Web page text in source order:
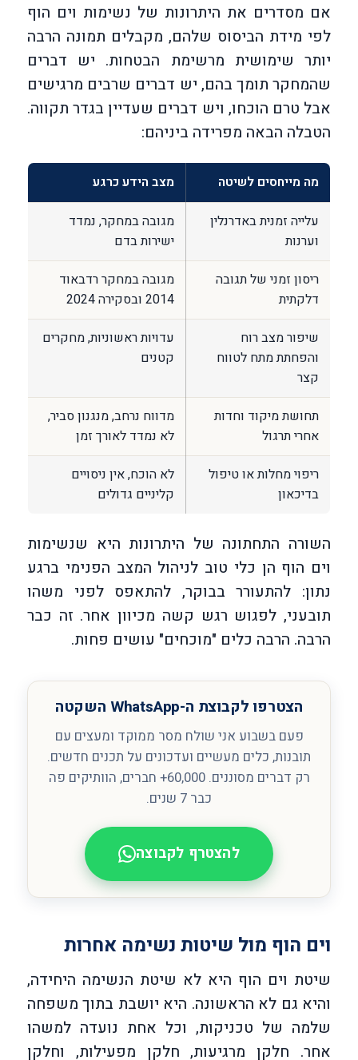
אם מסדרים את היתרונות של נשימות וים הוף
לפי מידת הביסוס שלהם, מקבלים תמונה הרבה
יותר שימושית מרשימת הבטחות. יש דברים
שהמחקר תומך בהם, יש דברים שרבים מרגישים
אבל טרם הוכחו, ויש דברים שעדיין בגדר תקווה.
הטבלה הבאה מפרידה ביניהם:
מה מייחסים לשיטה מצב הידע כרגע
עלייה זמנית באדרנלין
וערנות
מגובה במחקר, נמדד
ישירות בדם
ריסון זמני של תגובה
דלקתית
מגובה במחקר רדבאוד
2014 ובסקירה 2024
שיפור מצב רוח
והפחתת מתח לטווח
קצר
עדויות ראשוניות, מחקרים
קטנים
תחושת מיקוד וחדות
אחרי תרגול
מדווח נרחב, מנגנון סביר,
לא נמדד לאורך זמן
ריפוי מחלות או טיפול
בדיכאון
לא הוכח, אין ניסויים
קליניים גדולים
השורה התחתונה של היתרונות היא שנשימות
וים הוף הן כלי טוב לניהול המצב הפנימי ברגע
נתון: להתעורר בבוקר, להתאפס לפני משהו
תובעני, לפגוש רגש קשה מכיוון אחר. זה כבר
הרבה. הרבה כלים "מוכחים" עושים פחות.
הצטרפו לקבוצת ה-WhatsApp השקטה
פעם בשבוע אני שולח מסר ממוקד ומעצים עם
תובנות, כלים מעשיים ועדכונים על תכנים חדשים.
רק דברים מסוננים. 60,000+ חברים, הוותיקים פה
כבר 7 שנים.
להצטרף לקבוצה
וים הוף מול שיטות נשימה אחרות
שיטת וים הוף היא לא שיטת הנשימה היחידה,
והיא גם לא הראשונה. היא יושבת בתוך משפחה
שלמה של טכניקות, וכל אחת נועדה למשהו
אחר. חלקן מרגיעות, חלקן מפעילות, וחלקן